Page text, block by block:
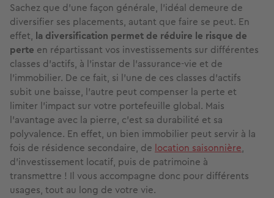
Sachez que d’une façon générale, l’idéal demeure de
diversifier ses placements, autant que faire se peut. En
effet, la diversification permet de réduire le risque de
perte en répartissant vos investissements sur différentes
classes d’actifs, à l'instar de l’assurance-vie et de
l’immobilier. De ce fait, si l’une de ces classes d’actifs
subit une baisse, l'autre peut compenser la perte et
limiter l’impact sur votre portefeuille global. Mais
l'avantage avec la pierre, c'est sa durabilité et sa
polyvalence. En effet, un bien immobilier peut servir à la
fois de résidence secondaire, de location saisonnière,
d'investissement locatif, puis de patrimoine à
transmettre ! Il vous accompagne donc pour différents
usages, tout au long de votre vie.